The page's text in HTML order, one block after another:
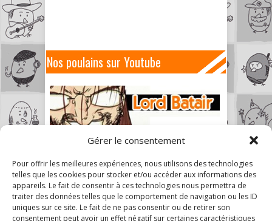
Gérer le consentement
Pour offrir les meilleures expériences, nous utilisons des technologies
telles que les cookies pour stocker et/ou accéder aux informations des
appareils. Le fait de consentir à ces technologies nous permettra de
traiter des données telles que le comportement de navigation ou les ID
uniques sur ce site. Le fait de ne pas consentir ou de retirer son
consentement peut avoir un effet négatif sur certaines caractéristiques
Nos poulains sur Youtube